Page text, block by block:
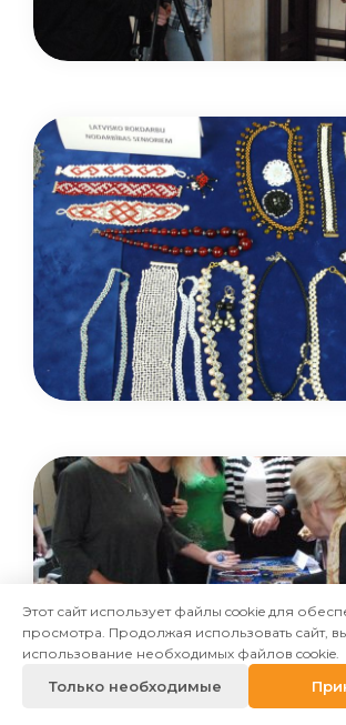
Этот сайт использует файлы cookie для
просмотра. Продолжая использовать сайт,
использование необходимых файлов cookie.
Только необходимые